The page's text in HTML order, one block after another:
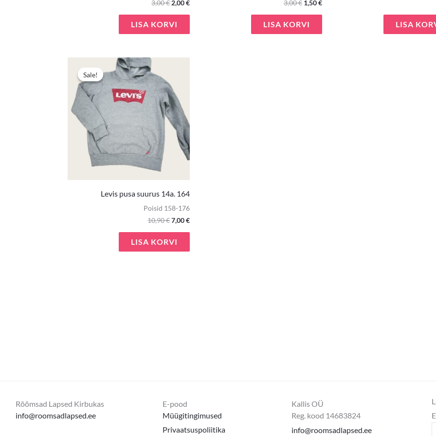
3,00€ 2,00€
LISA KORVI
3,00€ 1,50€
LISA KORVI LISA
Sale!
Sale!
Levis pusa suurus 14a. 164
Poisid 158-176
10,90€
10,90 €.
7,00€
LISA KORVI
Rõõmsad Lapsed Kirbukas
info@roomsadlapsed.ee
E-pood
Müügitingimused
Privaatsuspoliitika
Kallis OÜ
Reg. kood 14683824
info@roomsadlapsed.ee